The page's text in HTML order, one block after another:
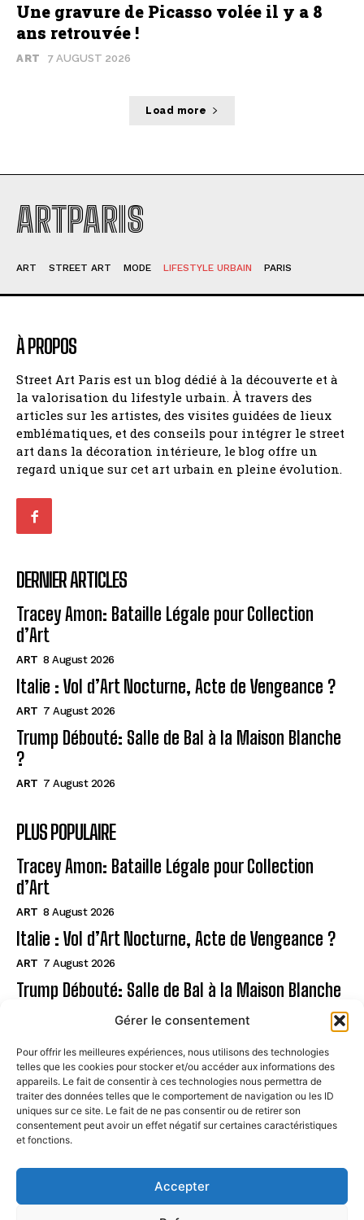
Gérer le consentement
Pour offrir les meilleures expériences, nous utilisons des technologies
telles que les cookies pour stocker et/ou accéder aux informations des
appareils. Le fait de consentir à ces technologies nous permettra de
traiter des données telles que le comportement de navigation ou les ID
uniques sur ce site. Le fait de ne pas consentir ou de retirer son
consentement peut avoir un effet négatif sur certaines caractéristiques
et fonctions.
Accepter
Une gravure de Picasso volée il y a 8
ans retrouvée !
ART 7 AUGUST 2026
Load more
ARTPARIS
ART STREET ART MODE LIFESTYLE URBAIN PARIS
À PROPOS
Street Art Paris est un blog dédié à la découverte et à
la valorisation du lifestyle urbain. À travers des
articles sur les artistes, des visites guidées de lieux
emblématiques, et des conseils pour intégrer le street
art dans la décoration intérieure, le blog offre un
regard unique sur cet art urbain en pleine évolution.
DERNIER ARTICLES
Tracey Amon: Bataille Légale pour Collection
d’Art
ART 8 August 2026
Italie : Vol d’Art Nocturne, Acte de Vengeance ?
ART 7 August 2026
Trump Débouté: Salle de Bal à la Maison Blanche
?
ART 7 August 2026
PLUS POPULAIRE
Tracey Amon: Bataille Légale pour Collection
d’Art
ART 8 August 2026
Italie : Vol d’Art Nocturne, Acte de Vengeance ?
ART 7 August 2026
Trump Débouté: Salle de Bal à la Maison Blanche
Page
CONTACT
MENTIONS LÉGALES